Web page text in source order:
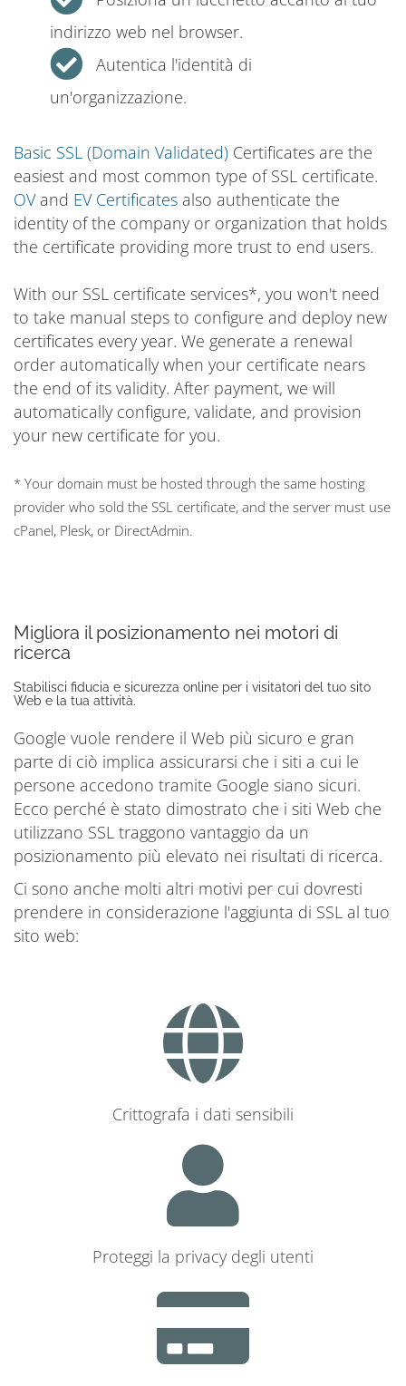
indirizzo web nel browser.
Autentica l'identità di
un'organizzazione.
Basic SSL (Domain Validated) Certificates are the
easiest and most common type of SSL certificate.
OVand EV Certificates also authenticate the
identity of the company or organization that holds
the certificate providing more trust to end users.
With our SSL certificate services*, you won't need
to take manual steps to configure and deploy new
certificates every year. We generate a renewal
order automatically when your certificate nears
the end of its validity. After payment, we will
automatically configure, validate, and provision
your new certificate for you.
* Your domain must be hosted through the same hosting
provider who sold the SSL certificate, and the server must use
cPanel, Plesk, or DirectAdmin.
Migliora il posizionamento nei motori di
ricerca
Stabilisci fiducia e sicurezza online per i visitatori del tuo sito
Web e la tua attività.
Google vuole rendere il Web più sicuro e gran
parte di ciò implica assicurarsi che i siti a cui le
persone accedono tramite Google siano sicuri.
Ecco perché è stato dimostrato che i siti Web che
utilizzano SSL traggono vantaggio da un
posizionamento più elevato nei risultati di ricerca.
Ci sono anche molti altri motivi per cui dovresti
prendere in considerazione l'aggiunta di SSL al tuo
sito web:
Crittografa i dati sensibili
Proteggi la privacy degli utenti